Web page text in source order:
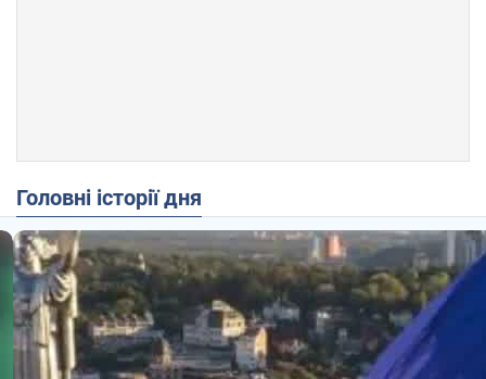
Головні історії дня